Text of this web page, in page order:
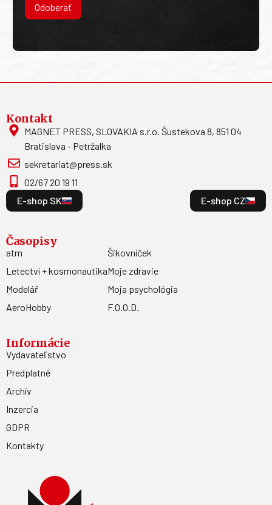
Odoberať
Kontakt
MAGNET PRESS, SLOVAKIA s.r.o. Šustekova 8, 851 04
Bratislava - Petržalka
sekretariat@press.sk
02/67 20 19 11
E-shop SK
E-shop CZ
Časopisy
atm
Letectví + kosmonautika
Modelář
AeroHobby
Šikovníček
Moje zdravie
Moja psychológia
F.O.O.D.
Informácie
Vydavateľstvo
Predplatné
Archív
Inzercia
GDPR
Kontakty